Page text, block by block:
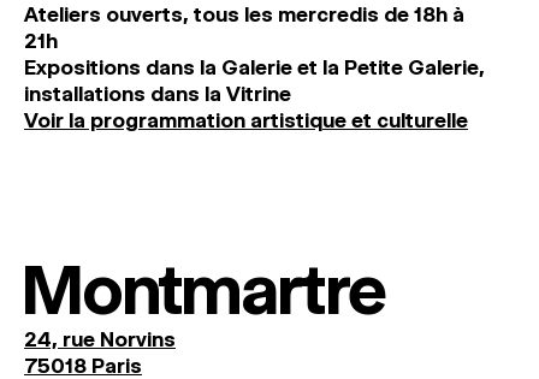
Ateliers ouverts, tous les mercredis de 18h à
21h
Expositions dans la Galerie et la Petite Galerie,
installations dans la Vitrine
Voir la programmation artistique et culturelle
Montmartre
24, rue Norvins
75018 Paris